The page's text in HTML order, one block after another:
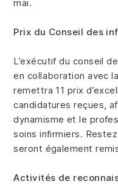
mai.
Prix du Conseil des
L’exécutif du conseil
en collaboration avec
remettra 11 prix
candidatures reçues,
dynamisme et le
soins infirmiers.
seront également
Activités de